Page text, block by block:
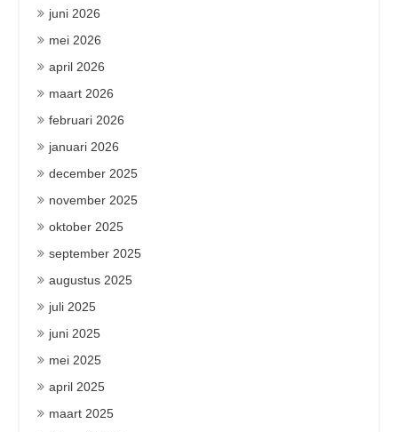
juni 2026
mei 2026
april 2026
maart 2026
februari 2026
januari 2026
december 2025
november 2025
oktober 2025
september 2025
augustus 2025
juli 2025
juni 2025
mei 2025
april 2025
maart 2025